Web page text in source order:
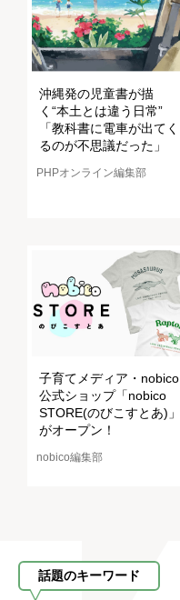
沖縄発の児童書が描
く“本土とは違う日常”
「教科書に電車が出てく
るのが不思議だった」
PHPオンライン編集部
子育てメディア・nobico
公式ショップ「nobico
STORE(のびこすとあ)」
がオープン！
nobico編集部
話題のキーワード